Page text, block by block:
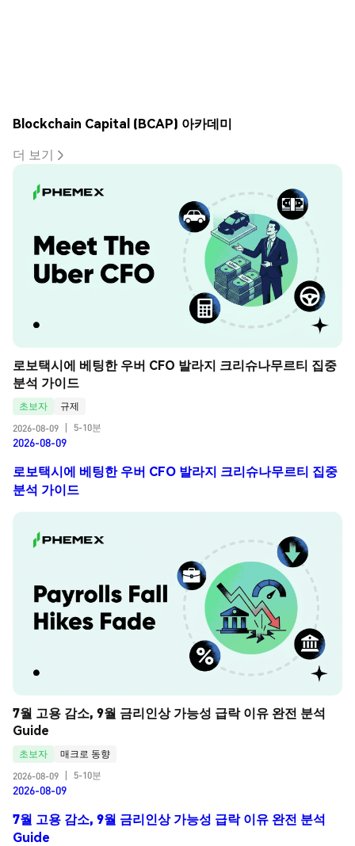
Blockchain Capital (BCAP) 아카데미
더 보기
로보택시에 베팅한 우버 CFO 발라지 크리슈나무르티 집중
분석 가이드
초보자
규제
2026-08-09
5-10분
2026-08-09
로보택시에 베팅한 우버 CFO 발라지 크리슈나무르티 집중
분석 가이드
7월 고용 감소, 9월 금리인상 가능성 급락 이유 완전 분석
Guide
초보자
매크로 동향
2026-08-09
5-10분
2026-08-09
7월 고용 감소, 9월 금리인상 가능성 급락 이유 완전 분석
Guide